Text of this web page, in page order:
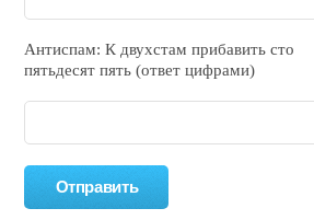
Антиспам: К двухcтам прибавить cто
пятьдecят пять (ответ цифрами)